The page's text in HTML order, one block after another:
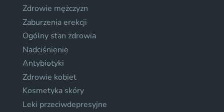
Zdrowie mężczyzn
Zaburzenia erekcji
Ogólny stan zdrowia
Nadciśnienie
Antybiotyki
Zdrowie kobiet
Kosmetyka skóry
Leki przeciwdepresyjne